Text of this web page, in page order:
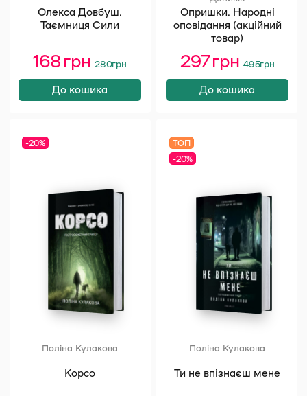
Олекса Довбуш.
Таємниця Сили
280грн
Оригінальна
ціна:
280 грн.
168грнПоточна
ціна:
168 грн.
До кошика
Опришки. Народні
оповідання (акційний
товар)
495грн
ціна:
495 грн.
297грнПоточна
ціна:
297 грн.
До кошика
Корсо
-20%
Поліна Кулакова
Ти не впізнаєш мене
ТОП
-20%
Поліна Кулакова